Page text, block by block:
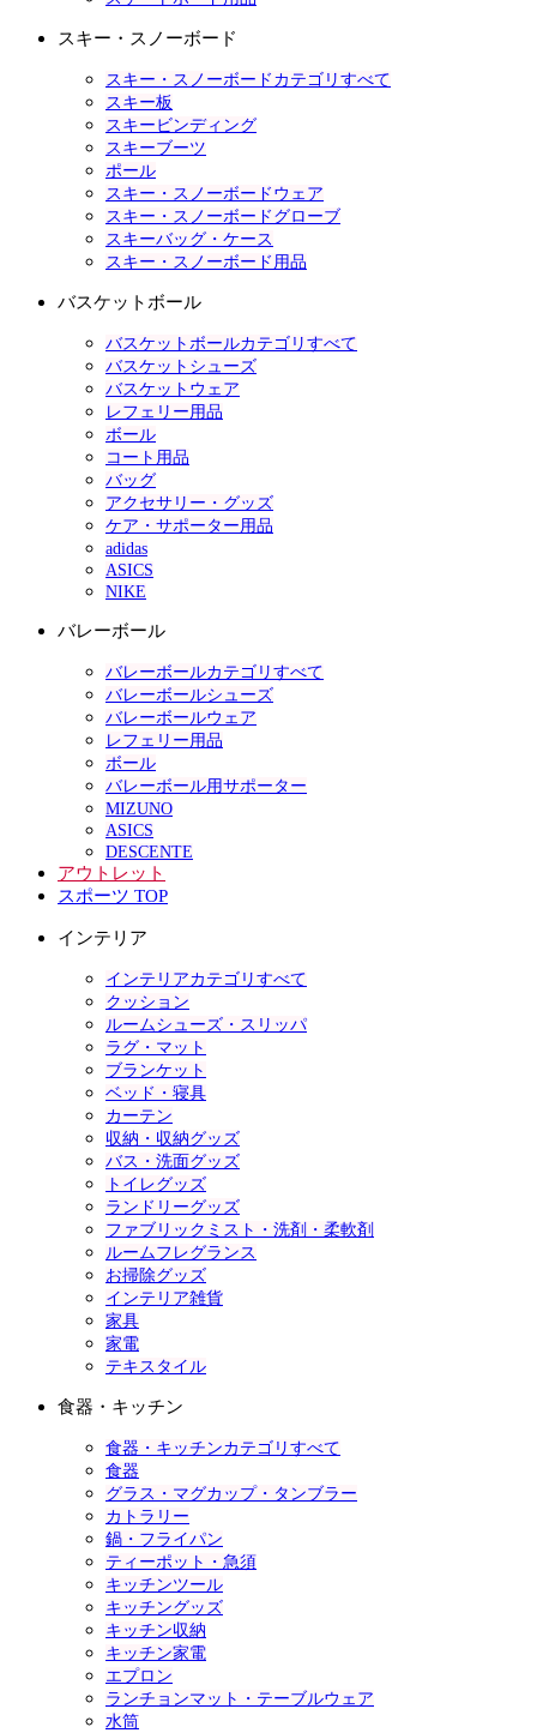
スキー・スノーボード
スキー・スノーボードカテゴリすべて
スキー板
スキービンディング
スキーブーツ
ポール
スキー・スノーボードウェア
スキー・スノーボードグローブ
スキーバッグ・ケース
スキー・スノーボード用品
バスケットボール
バスケットボールカテゴリすべて
バスケットシューズ
バスケットウェア
レフェリー用品
ボール
コート用品
バッグ
アクセサリー・グッズ
ケア・サポーター用品
adidas
ASICS
NIKE
バレーボール
バレーボールカテゴリすべて
バレーボールシューズ
バレーボールウェア
レフェリー用品
ボール
バレーボール用サポーター
MIZUNO
ASICS
DESCENTE
アウトレット
スポーツ TOP
インテリア
インテリアカテゴリすべて
クッション
ルームシューズ・スリッパ
ラグ・マット
ブランケット
ベッド・寝具
カーテン
収納・収納グッズ
バス・洗面グッズ
トイレグッズ
ランドリーグッズ
ファブリックミスト・洗剤・柔軟剤
ルームフレグランス
お掃除グッズ
インテリア雑貨
家具
家電
テキスタイル
食器・キッチン
食器・キッチンカテゴリすべて
食器
グラス・マグカップ・タンブラー
カトラリー
鍋・フライパン
ティーポット・急須
キッチンツール
キッチングッズ
キッチン収納
キッチン家電
エプロン
ランチョンマット・テーブルウェア
水筒